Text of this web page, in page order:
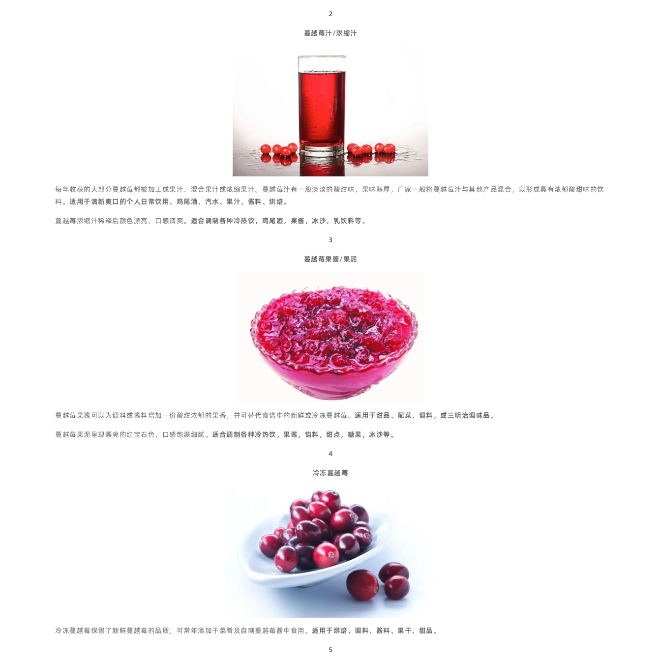
2
蔓越莓汁/浓缩汁
每年收获的大部分蔓越莓都被加工成果汁、混合果汁或浓缩果汁。蔓越莓汁有一股淡淡的酸甜味，果味醇厚，厂家一般将蔓越莓汁与其他产品混合，以形成具有浓郁酸甜味的饮
料。 适用于清新爽口的个人日常饮用、鸡尾酒、汽水、果汁、酱料、烘焙。
蔓越莓浓缩汁稀释后颜色漂亮，口感清爽。 适合调制各种冷热饮，鸡尾酒，果酱，冰沙，乳饮料等。
3
蔓越莓果酱/果泥
蔓越莓果酱可以为调料或酱料增加一份酸甜浓郁的果香，并可替代食谱中的新鲜或冷冻蔓越莓。 适用于甜品、配菜、调料，或三明治调味品。
蔓越莓果泥呈现漂亮的红宝石色，口感饱满细腻。 适合调制各种冷热饮，果酱，馅料，甜点，糖果，冰沙等。
4
冷冻蔓越莓
冷冻蔓越莓保留了新鲜蔓越莓的品质，可常年添加于菜肴及自制蔓越莓酱中食用。 适用于烘焙、调料、酱料、果干、甜品。
5